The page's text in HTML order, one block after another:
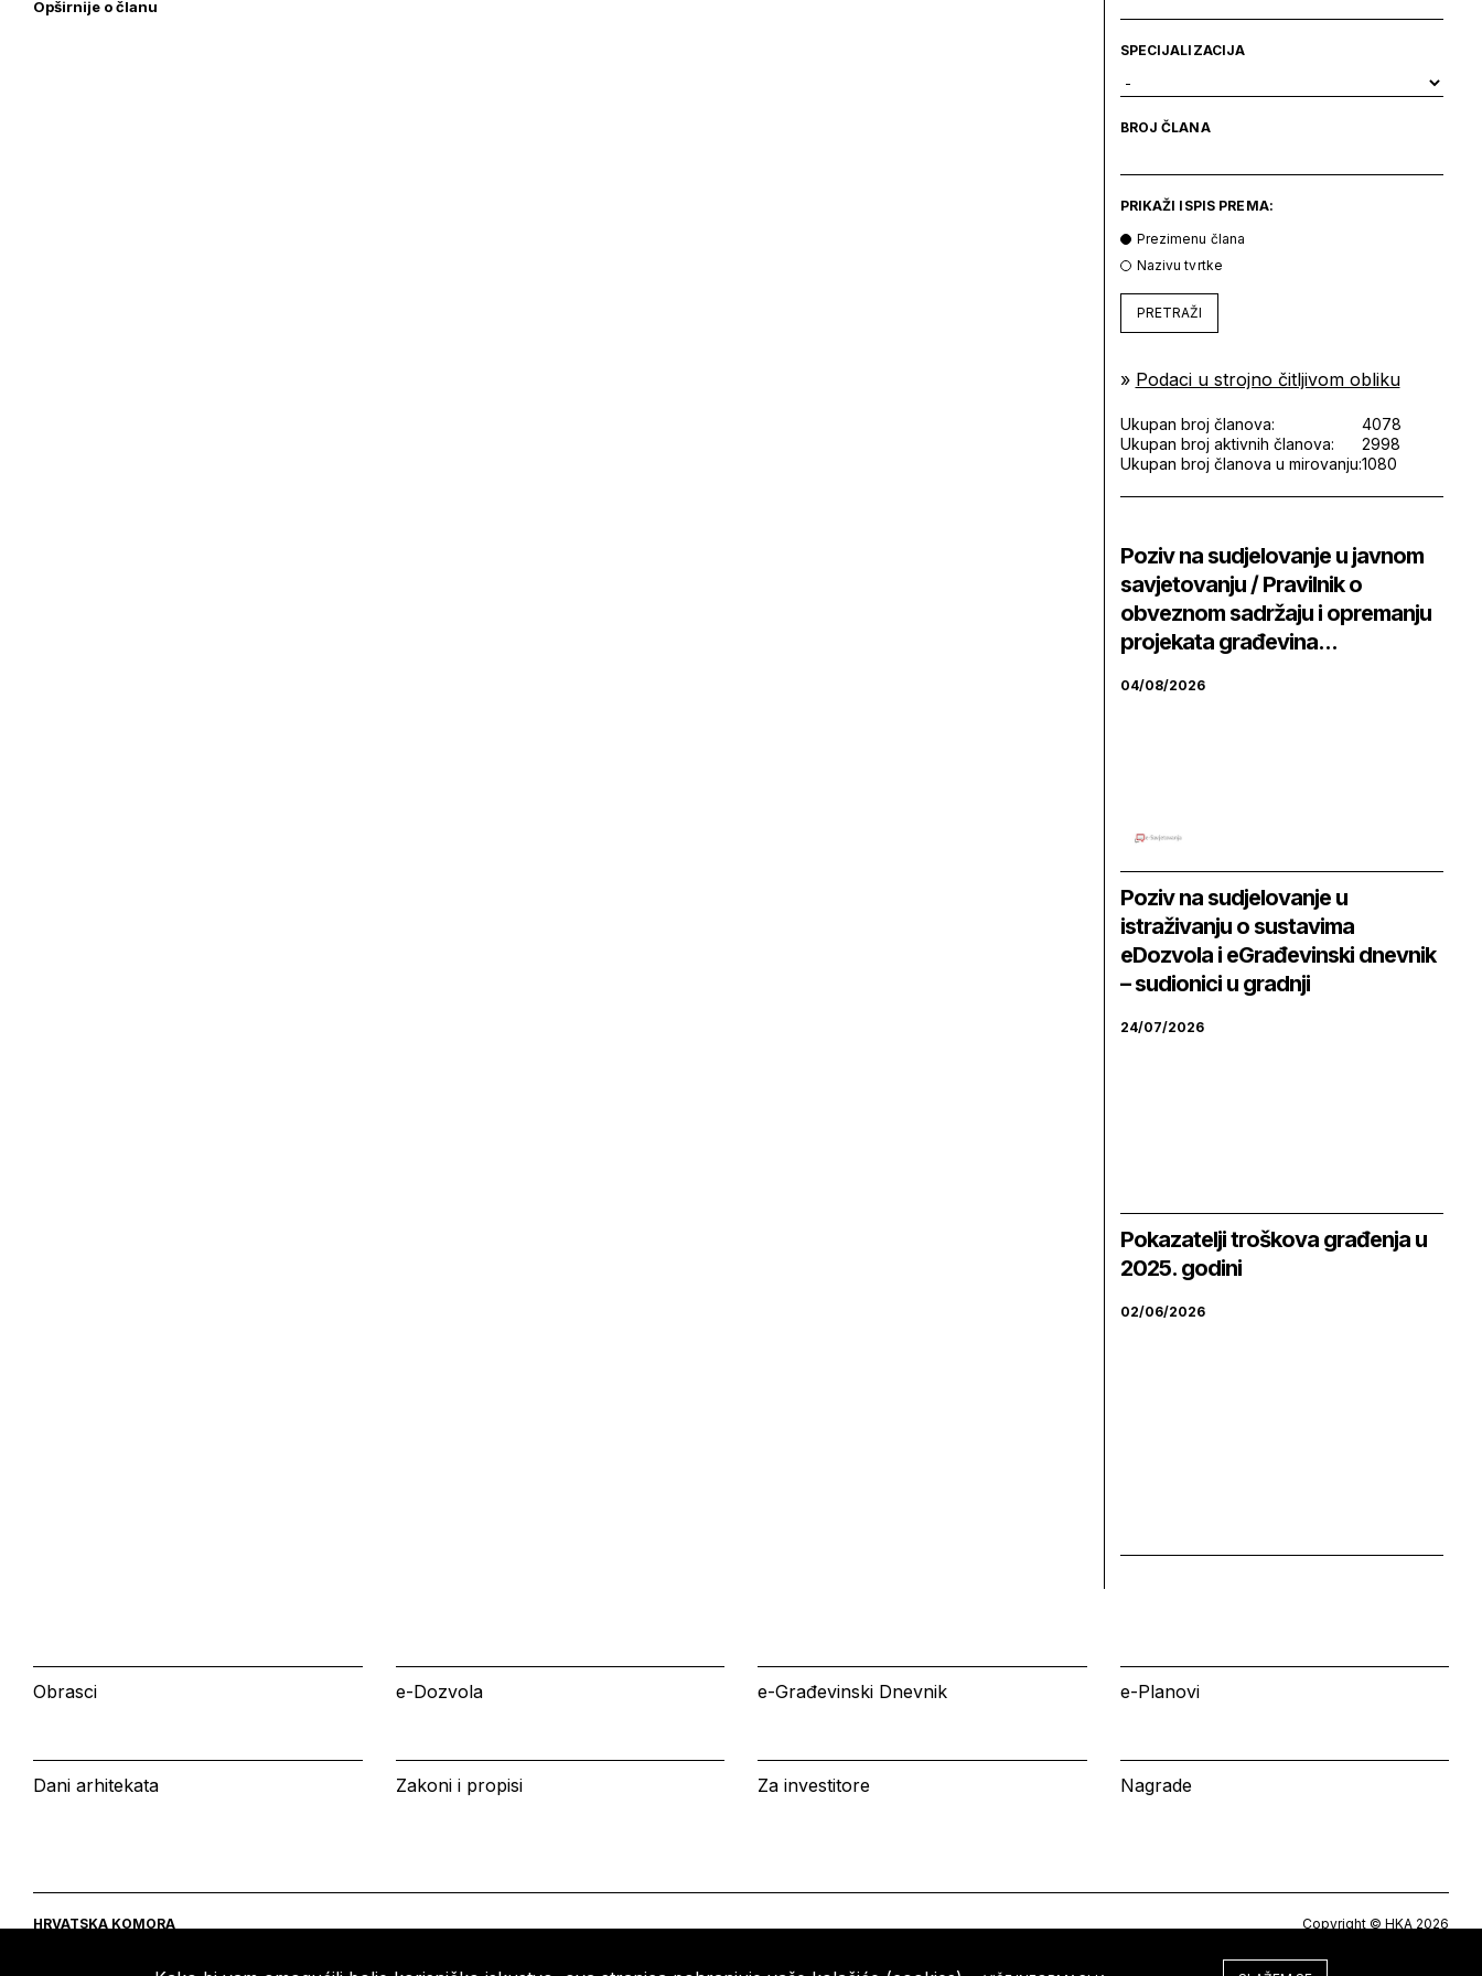
Opširnije o članu
SPECIJALIZACIJA
BROJ ČLANA
PRIKAŽI ISPIS PREMA:
Prezimenu člana
Nazivu tvrtke
PRETRAŽI
» Podaci u strojno čitljivom obliku
Ukupan broj članova:
4078
Ukupan broj aktivnih članova:
2998
Ukupan broj članova u mirovanju:1080
Poziv na sudjelovanje u javnom
savjetovanju / Pravilnik o
obveznom sadržaju i opremanju
projekata građevina...
04/08/2026
Poziv na sudjelovanje u
istraživanju o sustavima
eDozvola i eGrađevinski dnevnik
– sudionici u gradnji
24/07/2026
Pokazatelji troškova građenja u
2025. godini
02/06/2026
Obrasci e-Dozvola e-Građevinski Dnevnik e-Planovi
Dani arhitekata Zakoni i propisi Za investitore Nagrade
HRVATSKA KOMORA
Copyright © HKA 2026